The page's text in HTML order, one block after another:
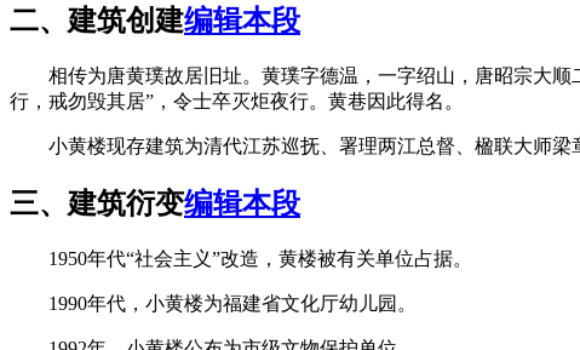
二、建筑创建编辑本段
相传为唐黄璞故居旧址。黄璞字德温，一字绍山，唐昭宗大顺
行，戒勿毁其居”，令士卒灭炬夜行。黄巷因此得名。
小黄楼现存建筑为清代江苏巡抚、署理两江总督、楹联大师梁
三、建筑衍变编辑本段
1950年代“社会主义”改造，黄楼被有关单位占据。
1990年代，小黄楼为福建省文化厅幼儿园。